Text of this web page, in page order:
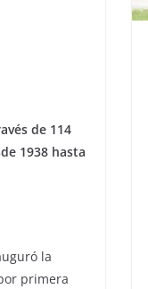
de 114
1938 hasta
la
primera